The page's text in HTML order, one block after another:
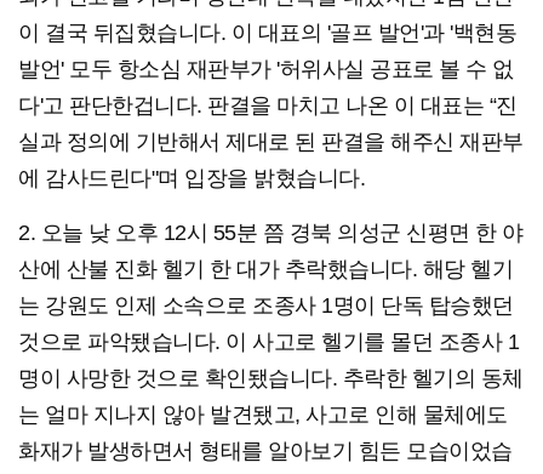
이 결국 뒤집혔습니다. 이 대표의 '골프 발언'과 '백현동
발언' 모두 항소심 재판부가 '허위사실 공표로 볼 수 없
다'고 판단한겁니다. 판결을 마치고 나온 이 대표는 “진
실과 정의에 기반해서 제대로 된 판결을 해주신 재판부
에 감사드린다"며 입장을 밝혔습니다.
2. 오늘 낮 오후 12시 55분 쯤 경북 의성군 신평면 한 야
산에 산불 진화 헬기 한 대가 추락했습니다. 해당 헬기
는 강원도 인제 소속으로 조종사 1명이 단독 탑승했던
것으로 파악됐습니다. 이 사고로 헬기를 몰던 조종사 1
명이 사망한 것으로 확인됐습니다. 추락한 헬기의 동체
는 얼마 지나지 않아 발견됐고, 사고로 인해 물체에도
화재가 발생하면서 형태를 알아보기 힘든 모습이었습